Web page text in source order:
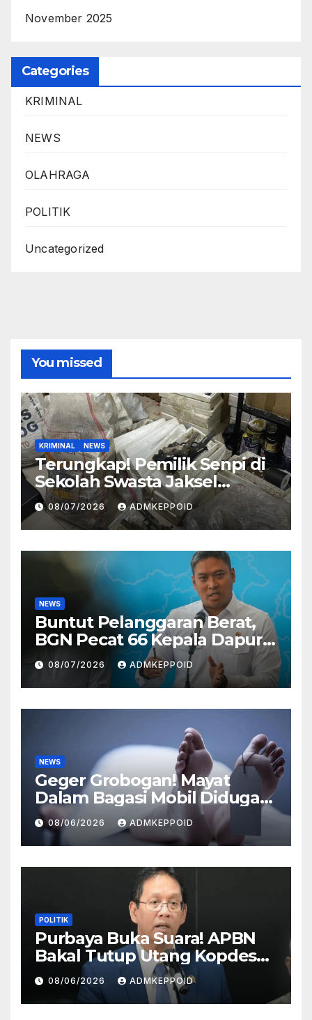
November 2025
Categories
KRIMINAL
NEWS
OLAHRAGA
POLITIK
Uncategorized
You missed
KRIMINAL NEWS
Terungkap! Pemilik Senpi di
Sekolah Swasta Jaksel
Ternyata Direktur
Perusahaan Airsoft Gun
Impor
08/07/2026 ADMKEPPOID
NEWS
Buntut Pelanggaran Berat,
BGN Pecat 66 Kepala Dapur
MBG dan Ungkap Alasannya
08/07/2026 ADMKEPPOID
NEWS
Geger Grobogan! Mayat
Dalam Bagasi Mobil Diduga
Terkait Hilangnya Bos Konter
HP
08/06/2026 ADMKEPPOID
POLITIK
Purbaya Buka Suara! APBN
Bakal Tutup Utang Kopdes
Rp 240 Triliun, Cicilan Rp 40
Triliun per Tahun
08/06/2026 ADMKEPPOID